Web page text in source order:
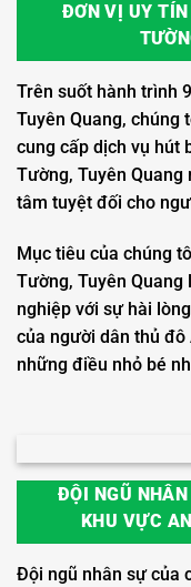
ĐƠN VỊ UY
Trên suốt hành trình
Tuyên Quang, chúng
cung cấp dịch vụ hút
Tường, Tuyên
tâm tuyệt đối cho
Mục tiêu của chúng
Tường, Tuyên
nghiệp với sự hài
của người dân thủ đô
những điều nhỏ bé
ĐỘI NGŨ
KHU VỰC
Đội ngũ nhân sự của